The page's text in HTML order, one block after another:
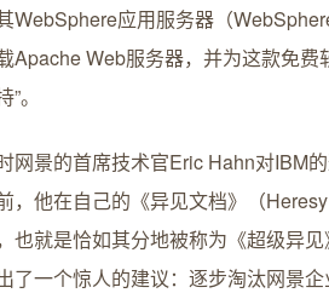
WebSphere应用服务器（
Apache Web服务器，并为这款免费
”。
网景的首席技术官Eric Hahn对IBM
，他在自己的《异见文档》（
也就是恰如其分地被称为《超级异
了一个惊人的建议：逐步淘汰网景